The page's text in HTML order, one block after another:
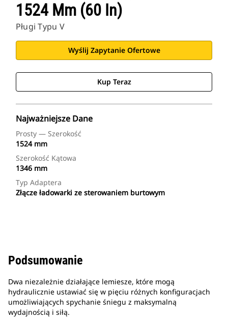
1524 Mm (60 In)
Pługi Typu V
Wyślij Zapytanie Ofertowe
Kup Teraz
Najważniejsze Dane
Prosty — Szerokość
1524 mm
Szerokość Kątowa
1346 mm
Typ Adaptera
Złącze ładowarki ze sterowaniem burtowym
Podsumowanie
Dwa niezależnie działające lemiesze, które mogą
hydraulicznie ustawiać się w pięciu różnych konfiguracjach
umożliwiających spychanie śniegu z maksymalną
wydajnością i siłą.